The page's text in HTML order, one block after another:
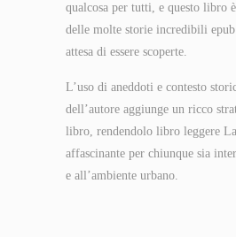
qualcosa per tutti, e questo libro
delle molte storie incredibili
attesa di essere scoperte.
L’uso di aneddoti e contesto
dell’autore aggiunge un ricco
libro, rendendolo libro leggere
affascinante per chiunque sia
e all’ambiente urbano.